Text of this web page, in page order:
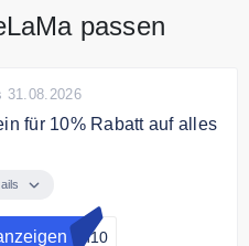
passen
31.08.2026
für 10% Rabatt auf alles
auf das gesamte
en10